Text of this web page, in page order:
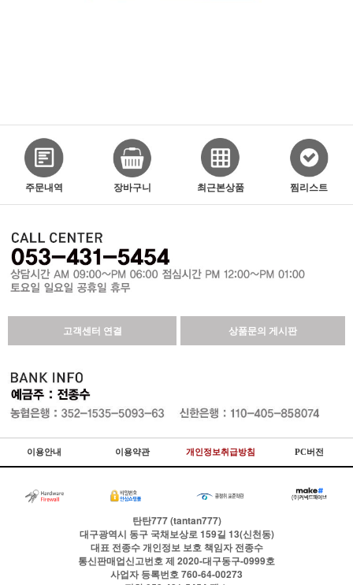
주문내역 장바구니 최근본상품 찜리스트
고객센터 연결 상품문의 게시판
이용안내 이용약관 개인정보취급방침 PC버전
탄탄777 (tantan777)
대구광역시 동구 국채보상로 159길 13(신천동)
대표전종수개인정보 보호 책임자전종수
통신판매업신고번호제 2020-대구동구-0999호
사업자 등록번호760-64-00273